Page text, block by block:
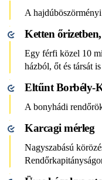
A
Ketten
Egy férfi közel 10
házból, őt és társát
Eltűnt Borbély-
A bonyhádi
Karcagi mérleg
Nagyszabású